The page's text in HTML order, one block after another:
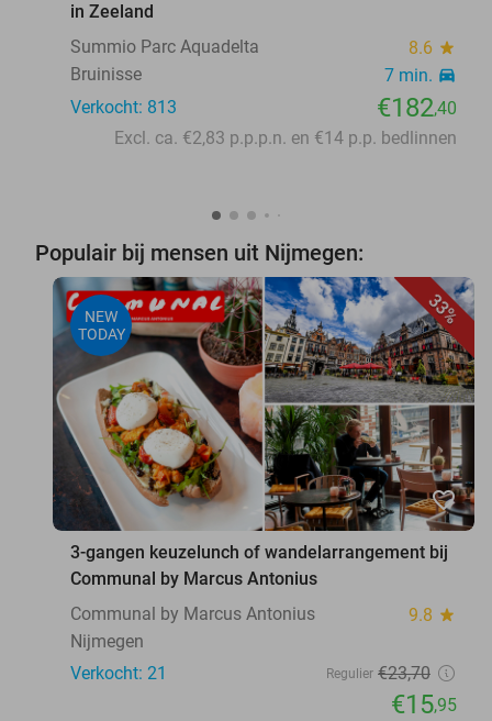
in Zeeland
Summio Parc Aquadelta
8.6 star
Bruinisse 7 min. directions_car
Verkocht: 813 €182,40
Excl. ca. €2,83 p.p.p.n. en €14 p.p. bedlinnen
Populair bij mensen uit Nijmegen:
33%
NEW
TODAY
favorite_border
3-gangen keuzelunch of wandelarrangement bij
Communal by Marcus Antonius
Communal by Marcus Antonius
9.8 star
Nijmegen
Verkocht: 21
Regulier €23,70
€15,95